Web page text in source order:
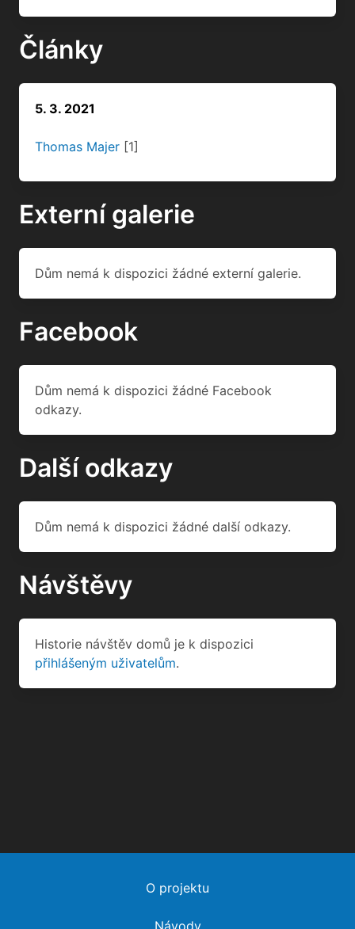
Články
5. 3. 2021
Thomas Majer [1]
Externí galerie
Dům nemá k dispozici žádné externí galerie.
Facebook
Dům nemá k dispozici žádné Facebook
odkazy.
Další odkazy
Dům nemá k dispozici žádné další odkazy.
Návštěvy
Historie návštěv domů je k dispozici
přihlášeným uživatelům.
O projektu
Návody